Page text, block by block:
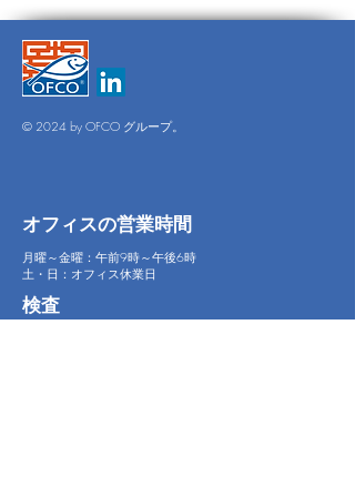
© 2024 by OFCO グループ。
オフィスの営業時間
月曜～金曜：午前9時～午後6時
土・日：オフィス休業日
検査